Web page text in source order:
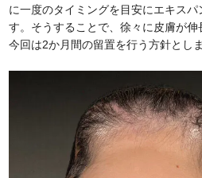
に一度のタイミングを目安にエキス
す。そうすることで、徐々に皮膚が伸
今回は2か月間の留置を行う方針としま